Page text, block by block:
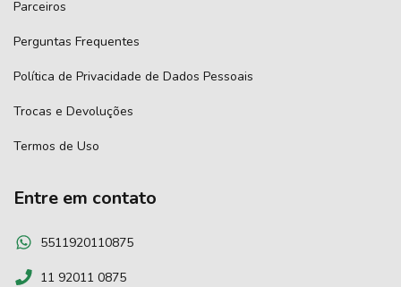
Parceiros
Perguntas Frequentes
Política de Privacidade de Dados Pessoais
Trocas e Devoluções
Termos de Uso
Entre em contato
5511920110875
11 92011 0875